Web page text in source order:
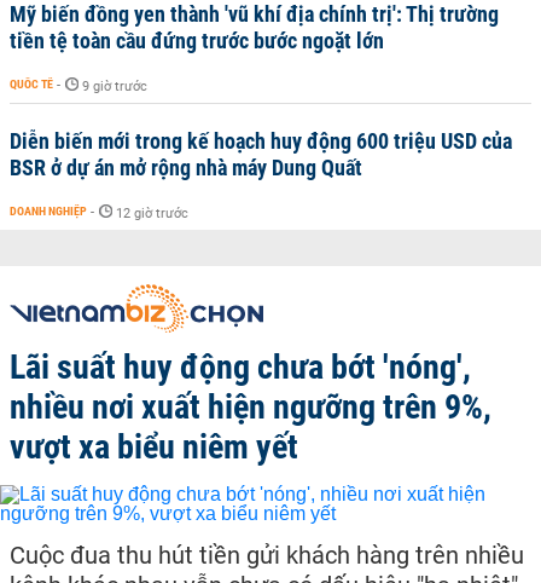
Mỹ biến đồng yen thành 'vũ khí địa chính trị': Thị trường
tiền tệ toàn cầu đứng trước bước ngoặt lớn
QUỐC TẾ - 9 giờ trước
Diễn biến mới trong kế hoạch huy động 600 triệu USD của
BSR ở dự án mở rộng nhà máy Dung Quất
DOANH NGHIỆP - 12 giờ trước
Lãi suất huy động chưa bớt 'nóng',
nhiều nơi xuất hiện ngưỡng trên 9%,
vượt xa biểu niêm yết
Cuộc đua thu hút tiền gửi khách hàng trên nhiều